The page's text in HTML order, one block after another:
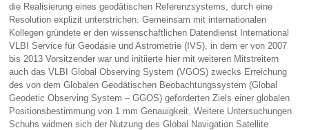
die Realisierung eines geodätischen Referenzsystems, durch eine
Resolution explizit unterstrichen. Gemeinsam mit internationalen
Kollegen gründete er den wissenschaftlichen Datendienst International
VLBI Service für Geodäsie und Astrometrie (IVS), in dem er von 2007
bis 2013 Vorsitzender war und initiierte hier mit weiteren Mitstreitern
auch das VLBI Global Observing System (VGOS) zwecks Erreichung
des von dem Globalen Geodätischen Beobachtungssystem (Global
Geodetic Observing System – GGOS) geforderten Ziels einer globalen
Positionsbestimmung von 1 mm Genauigkeit. Weitere Untersuchungen
Schuhs widmen sich der Nutzung des Global Navigation Satellite